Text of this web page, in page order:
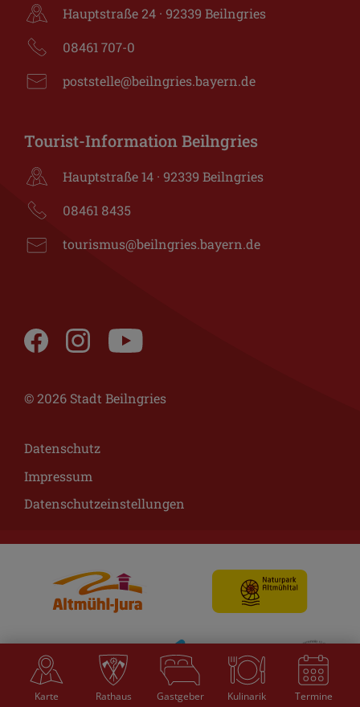
Hauptstraße 24 · 92339 Beilngries
08461 707-0
poststelle@beilngries.bayern.de
Tourist-Information Beilngries
Hauptstraße 14 · 92339 Beilngries
08461 8435
tourismus@beilngries.bayern.de
© 2026 Stadt Beilngries
Datenschutz
Impressum
Datenschutzeinstellungen
Karte Rathaus Gastgeber Kulinarik Termine